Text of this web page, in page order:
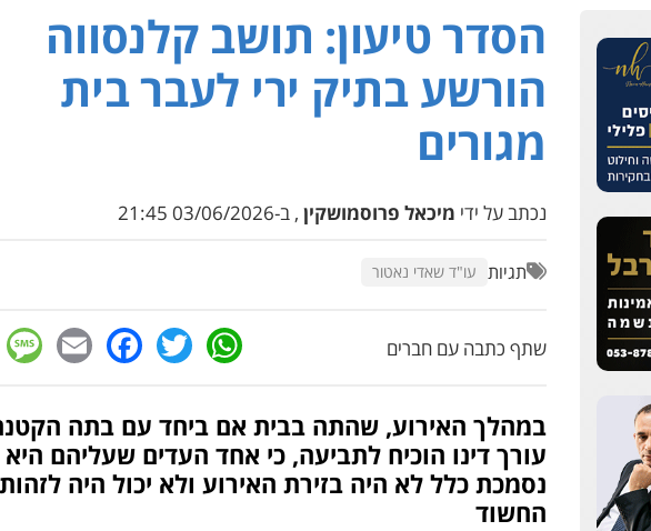
הסדר טיעון: תושב קלנסווה
הורשע בתיק ירי לעבר בית
מגורים
נכתב על ידי מיכאל פרוסמושקין , ב-03/06/2026 21:45
תגיות עו"ד שאדי נאטור
שתף כתבה עם חברים WhatsApp
Twitter
במהלך האירוע, שהתה בבית אם ביחד עם בתה
עורך דינו הוכיח לתביעה, כי אחד העדים שעליהם היא
נסמכת כלל לא היה בזירת האירוע ולא יכול היה
החשוד